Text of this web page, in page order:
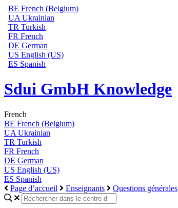
BE French (Belgium)
UA Ukrainian
TR Turkish
FR French
DE German
US English (US)
ES Spanish
Sdui GmbH Knowledge
French
BE French (Belgium)
UA Ukrainian
TR Turkish
FR French
DE German
US English (US)
ES Spanish
Page d’accueil
Enseignants Questions générales